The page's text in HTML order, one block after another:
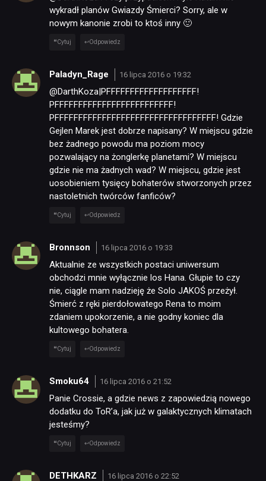
wykradł planów Gwiazdy Śmierci? Sorry, ale w
nowym kanonie zrobi to ktoś inny 🙂
Cytuj Odpowiedz
Paladyn_Rage 16 lipca 2016 o 19:32
@DarthKoza|PFFFFFFFFFFFFFFFFFFF!
PFFFFFFFFFFFFFFFFFFFFFFFFF!
PFFFFFFFFFFFFFFFFFFFFFFFFFFFFFFFFFF! Gdzie
Gejlen Marek jest dobrze napisany? W miejscu gdzie
bez żadnego powodu ma poziom mocy
pozwalający na żonglerkę planetami? W miejscu
gdzie nie ma żadnych wad? W miejscu, gdzie jest
uosobieniem tysięcy bohaterów stworzonych przez
nastoletnich twórców fanficów?
Cytuj Odpowiedz
Bronnson 16 lipca 2016 o 19:33
Aktualnie ze wszystkich postaci uniwersum
obchodzi mnie wyłącznie los Hana. Głupie to czy
nie, ciągle mam nadzieję że Solo JAKOŚ przeżył.
Śmierć z ręki pierdołowatego Rena to moim
zdaniem upokorzenie, a nie godny koniec dla
kultowego bohatera.
Cytuj Odpowiedz
Smoku64 16 lipca 2016 o 21:52
Panie Crossie, a gdzie news z zapowiedzią nowego
dodatku do ToR’a, jak już w galaktycznych klimatach
jesteśmy?
Cytuj Odpowiedz
DETHKARZ 16 lipca 2016 o 22:52